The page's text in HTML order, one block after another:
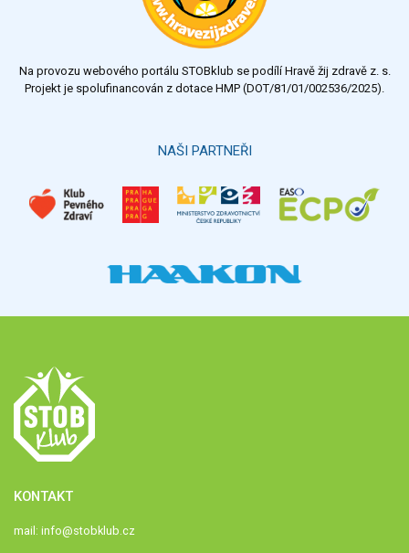
Na provozu webového portálu STOBklub se podílí Hravě žij zdravě z. s.
Projekt je spolufinancován z dotace HMP (DOT/81/01/002536/2025).
NAŠI PARTNEŘI
KONTAKT
mail: info@stobklub.cz